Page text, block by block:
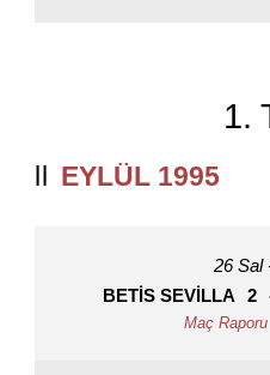
1.
EYLÜL 1995
26 Sal
BETIS SEVILLA
2